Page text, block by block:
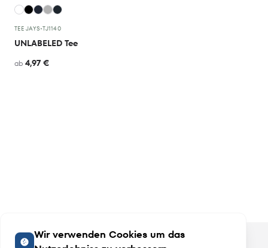
TEE JAYS•TJ1140
UNLABELED Tee
ab 4,97 €
Wir verwenden Cookies um das